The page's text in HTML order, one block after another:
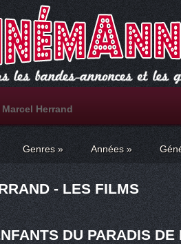
Marcel Herrand
Genres» Années »
- LES FILMS
DU PARADIS